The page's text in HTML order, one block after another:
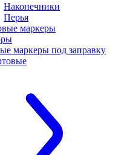
Наконечники
Перья
маркеры
маркеры под заправку